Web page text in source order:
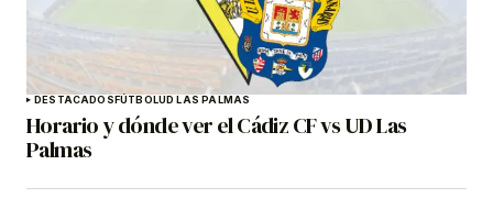
DESTACADOSFÚTBOLUD LAS PALMAS
Horario y dónde ver el Cádiz CF vs UD Las
Palmas